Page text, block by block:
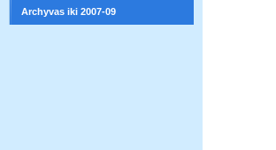
Archyvas iki 2007-09